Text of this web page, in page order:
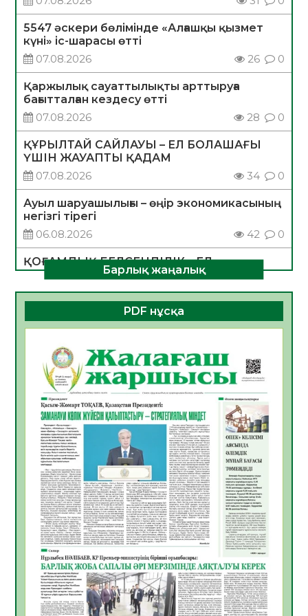
5547 әскери бөлімінде «Алғашқы қызмет
күні» іс-шарасы өтті
07.08.2026
26 0
Қаржылық сауаттылықты арттыруға
бағытталған кездесу өтті
07.08.2026
28 0
ҚҰРЫЛТАЙ САЙЛАУЫ – ЕЛ БОЛАШАҒЫ
ҮШІН ЖАУАПТЫ ҚАДАМ
07.08.2026
34 0
Ауыл шаруашылығы – өңір экономикасының
негізгі тірегі
06.08.2026
42 0
ҚОҒАМДЫҚ БЕЛСЕНДІЛІК – ЕЛ
ДАМУЫНЫҢ НЕГІЗІ
06.08.2026
39 0
ҚҰРЫЛТАЙ САЙЛАУЫ – БОЛАШАҚҚА
06.08.2026
Инфекциялық ауруларға қарсы иммундау
жұмыстарының тиімділігі
06.08.2026
44
Көкжөтел ауруы туралы
06.08.2026
39
АПВ вакцинасы туралы мәлімет
06.08.2026
39
Open Air: Қызылорда облысы полиция
департаменті 20 мыңнан астам
көрерменнің қауіпсіздігін қамтамасыз етті
06.08.2026
51
ҚЫЗЫЛОРДАДА «САНАЛЫ ҰРПАҚ –
ЖАРҚЫН БОЛАШАҚ» АТТЫ КЕҢЕЙТІЛГЕН
Барлық жаңалық
PDF нұсқа